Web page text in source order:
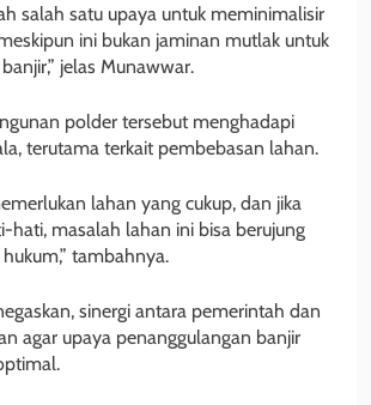
salah satu upaya untuk meminimalisir
ini bukan jaminan mutlak untuk
jelas Munawwar.
polder tersebut menghadapi
terutama terkait pembebasan lahan.
lahan yang cukup, dan jika
hati, masalah lahan ini bisa berujung
tambahnya.
sinergi antara pemerintah dan
agar upaya penanggulangan banjir